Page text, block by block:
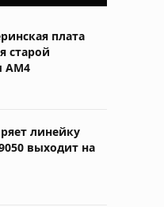
плата
старой
AM4
линейку
выходит на